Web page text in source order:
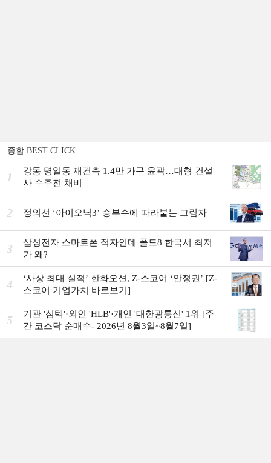
종합 BEST CLICK
1
강동 명일동 재건축 1.4만 가구 윤곽…대형 건설
사 수주전 채비
2 정의선 ‘아이오닉3ʼ 승부수에 따라붙는 그림자
3
삼성전자 스마트폰 적자인데 폴드8 한국서 최저
가 왜?
4
‘사상 최대 실적ʼ 한화오션, Z-스코어 ‘안정권ʼ [Z-
스코어 기업가치 바로보기]
5
기관 '심텍'·외인 'HLB'·개인 '대한광통신' 1위 [주
간 코스닥 순매수- 2026년 8월3일~8월7일]